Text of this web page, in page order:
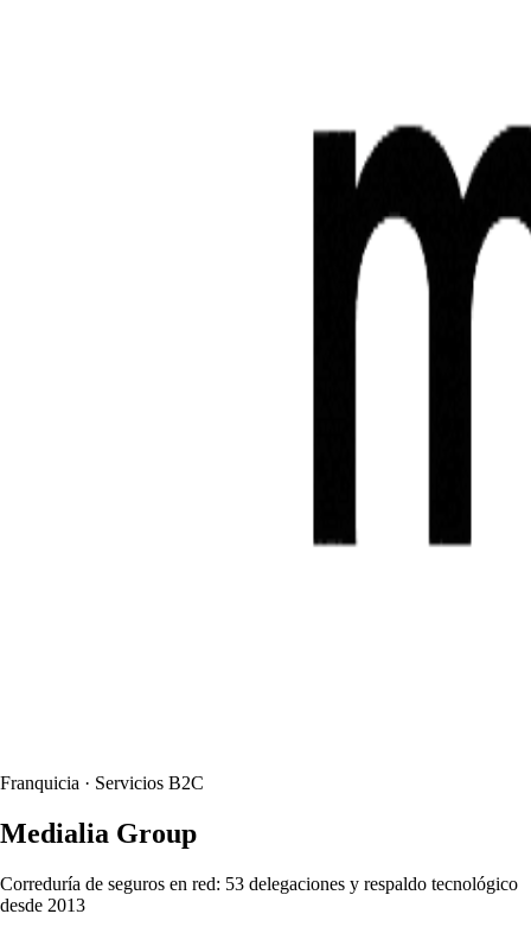
Franquicia · Servicios B2C
Medialia Group
Correduría de seguros en red: 53 delegaciones y respaldo tecnológico
desde 2013